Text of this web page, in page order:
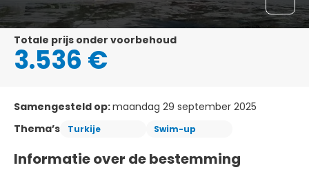
Totale prijs onder voorbehoud
3.536 €
Samengesteld op:maandag 29 september 2025
Thema’s
Turkije Swim-up
Informatie over de bestemming